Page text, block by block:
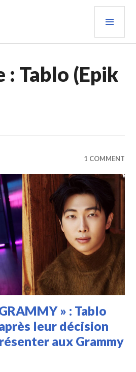
: Tablo (Epik
1 COMMENT
» : Tablo
leur décision
aux Grammy